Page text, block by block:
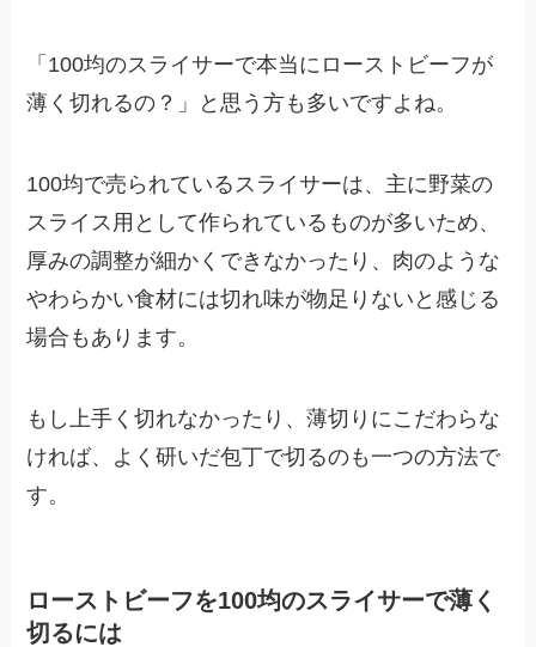
「100均のスライサーで本当にローストビーフが
薄く切れるの？」と思う方も多いですよね。
100均で売られているスライサーは、主に野菜の
スライス用として作られているものが多いため、
厚みの調整が細かくできなかったり、肉のような
やわらかい食材には切れ味が物足りないと感じる
場合もあります。
もし上手く切れなかったり、薄切りにこだわらな
ければ、よく研いだ包丁で切るのも一つの方法で
す。
ローストビーフを100均のスライサーで薄く
切るには